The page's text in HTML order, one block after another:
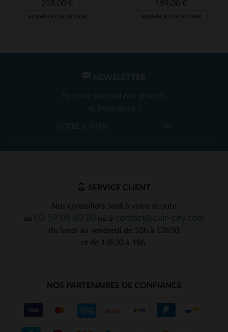
259,00 €
NOUVELLE COLLECTION
199,00 €
NOUVELLE COLLECTION
NEWSLETTER
Recevez par mail nos promos
et bons plans !
OK
SERVICE CLIENT
Nos conseillers sont à votre écoute
au
ou à
du lundi au vendredi de 10h à 12h30
et de 13h30 à 18h.
NOS PARTENAIRES DE CONFIANCE